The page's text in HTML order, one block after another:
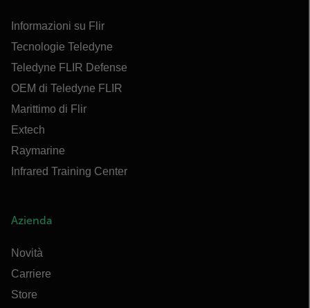
Informazioni su Flir
Tecnologie Teledyne
Teledyne FLIR Defense
OEM di Teledyne FLIR
Marittimo di Flir
Extech
Raymarine
Infrared Training Center
Azienda
Novità
Carriere
Store